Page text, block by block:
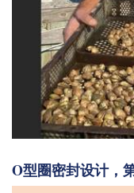
O型圈密封设计，